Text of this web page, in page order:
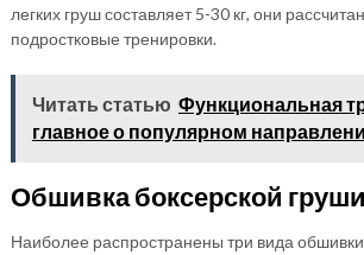
легких груш составляет 5-30 кг, они
подростковые тренировки.
Читать статью Функциональная
главное о популярном
Обшивка боксерской
Наиболее распространены три вида